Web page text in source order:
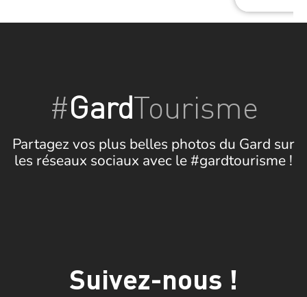
#GardTourisme
Partagez vos plus belles photos du Gard sur
les réseaux sociaux avec le #gardtourisme !
Suivez-nous !